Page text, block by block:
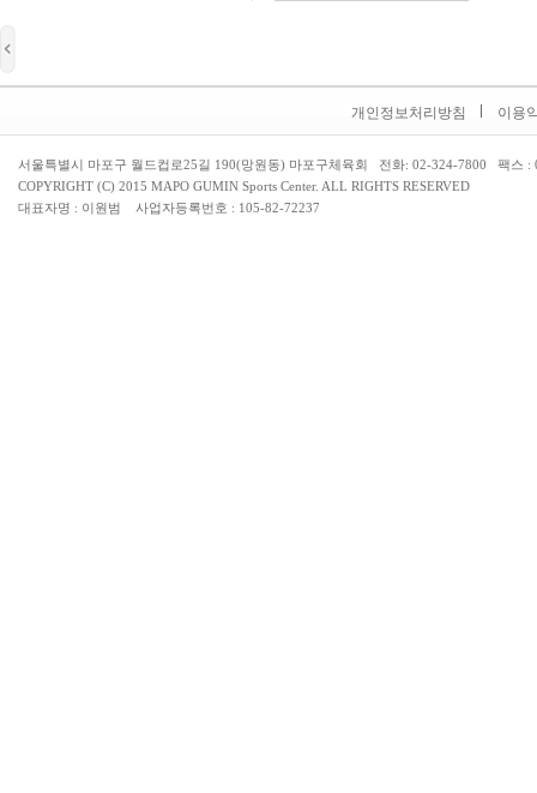
개인정보처리방침 이용
서울특별시 마포구 월드컵로25길 190(망원동) 마포구체육회 전화: 02-324-7800 팩스 :
COPYRIGHT (C) 2015 MAPO GUMIN Sports Center. ALL RIGHTS RESERVED
대표자명 : 이원범 사업자등록번호 : 105-82-72237